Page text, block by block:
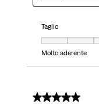
Taglio
Taglio, 4 su 7,
Molto aderente
5 su 5 stelle.